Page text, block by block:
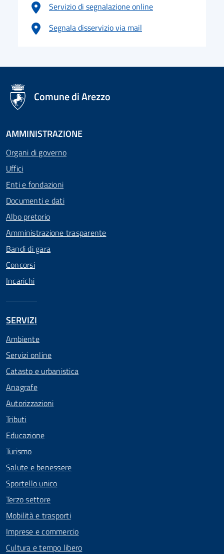
Servizio di segnalazione online
Segnala disservizio via mail
logo Unione Europea
Comune di Arezzo
AMMINISTRAZIONE
Organi di governo
Uffici
Enti e fondazioni
Documenti e dati
Albo pretorio
Amministrazione trasparente
Bandi di gara
Concorsi
Incarichi
SERVIZI
Ambiente
Servizi online
Catasto e urbanistica
Anagrafe
Autorizzazioni
Tributi
Educazione
Turismo
Salute e benessere
Sportello unico
Terzo settore
Mobilità e trasporti
Imprese e commercio
Cultura e tempo libero